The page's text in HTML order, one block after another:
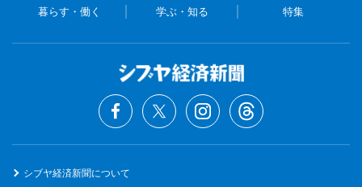
暮らす・働く 学ぶ・知る 特集
シブヤ経済新聞について